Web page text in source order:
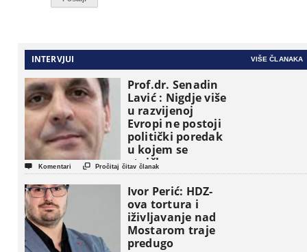
INTERVJUI VIŠE ČLANAKA
Prof.dr. Senadin
Lavić : Nigdje više
u razvijenoj
Evropi ne postoji
politički poredak
u kojem se
etničke grupe
pojavljuju kao
osnovne
političke jedinice
 Komentari  Pročitaj čitav članak
Ivor Perić: HDZ-
ova tortura i
iživljavanje nad
Mostarom traje
predugo